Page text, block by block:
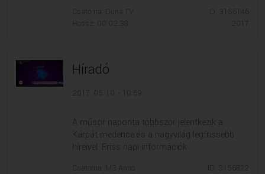
Csatorna: Duna TV
Hossz: 00:02:38
ID: 3156146
2017
Híradó
2017. 06. 10. - 10:59
A műsor naponta többször jelentkezik a
Kárpát-medence és a nagyvilág legfrissebb
híreivel. Friss napi információk
Csatorna: M3 Anno